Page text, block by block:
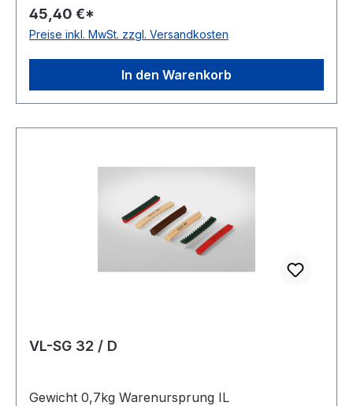
FDA-Zulassung ja Zugstrang nein Shorehärte
80° Shore A
45,40 €*
Preise inkl. MwSt. zzgl. Versandkosten
In den Warenkorb
VL-SG 32 / D
Gewicht 0,7kg Warenursprung IL